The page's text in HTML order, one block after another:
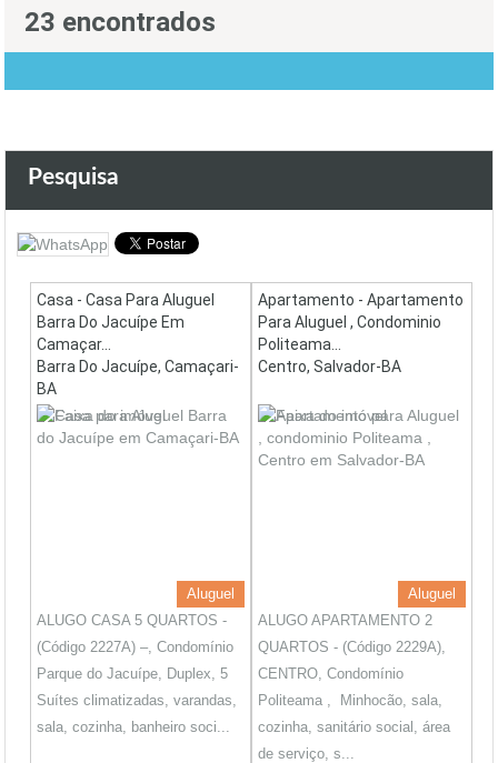
23 encontrados
Pesquisa
Casa - Casa Para Aluguel
Barra Do Jacuípe Em
Camaçar...
Barra Do Jacuípe, Camaçari-
BA
Aluguel
ALUGO CASA 5 QUARTOS -
(Código 2227A) –, Condomínio
Parque do Jacuípe, Duplex, 5
Suítes climatizadas, varandas,
sala, cozinha, banheiro soci...
Apartamento - Apartamento
Para Aluguel , Condominio
Politeama...
Centro, Salvador-BA
Aluguel
ALUGO APARTAMENTO 2
QUARTOS - (Código 2229A),
CENTRO, Condomínio
Politeama , Minhocão, sala,
cozinha, sanitário social, área
de serviço, s...